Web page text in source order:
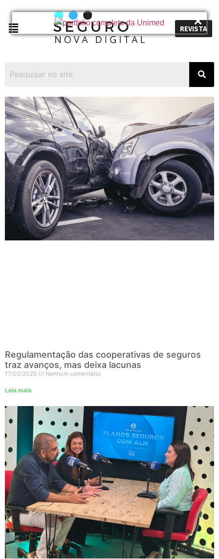
REVISTA
Regulamentação das cooperativas de seguros
traz avanços, mas deixa lacunas
17/02/2025 Nenhum comentário
Leia mais